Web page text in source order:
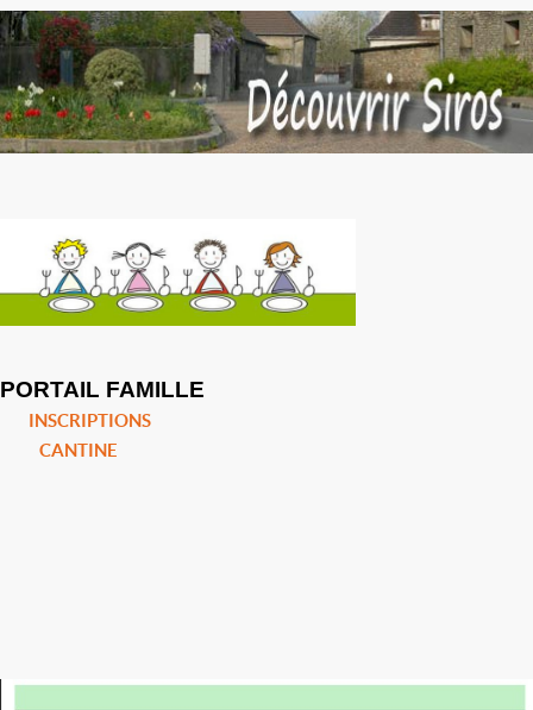
PORTAIL FAMILLE
INSCRIPTIONS
CANTINE